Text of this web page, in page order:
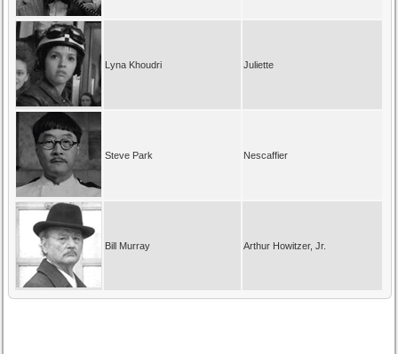
Lyna Khoudri Juliette
Steve Park Nescaffier
Bill Murray Arthur Howitzer, Jr.